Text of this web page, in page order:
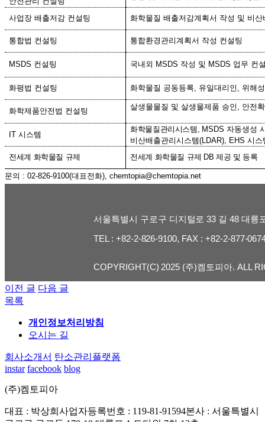
사업장 배출저감 컨설팅 화학물질 배출저감계획서 작성 및 비
통합법 컨설팅 통합환경관리계획서 작성 컨설팅
MSDS 컨설팅 국내외 MSDS 작성 및 MSDS 업무 컨
화평법 컨설팅 화학물질 공동등록, 유일대리인 , 위해
화학제품안전법 컨설팅 살생물물질 및 살생물제품 승인, 안전
IT시스템
화학물질관리시스템 , MSDS 자동생성
비산배출관리시스템(LDAR), EHS시스
전세계 화학물질 규제
전세계 화학물질 규제 DB제공 및 등록
문의 : 02-826-9100(대표전화), chemtopia@chemtopia.net
서울특별시 구로구 디지털로 33 길 48 대륭
TEL : +82-2-826-9100, FAX : +82-2-877-
COPYRIGHT(C) 2025 (주)켐토피아. ALL
이전 글 다음 글
목록
개인정보처리방침
오시는 길
회사소개서 탄소관리플랫폼
instar facebook blog
(주)켐토피아
대표 : 박상희 사업자등록번호 : 119-81-91594본사 : 서울특별시